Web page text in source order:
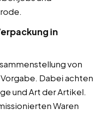
in
von
Dabei achten
und Art der Artikel.
Waren